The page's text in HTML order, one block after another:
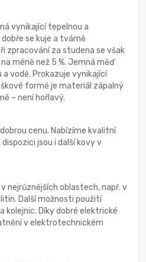
vynikající tepelnou a
se kuje a tvárně
zpracování za studena se však
méně než 5 %. Jemná měď
vodě. Prokazuje vynikající
formě je materiál zápalný
– není hořlavý.
cenu. Nabízíme kvalitní
jsou i další kovy v
nejrůznějších oblastech, např. v
Další možnosti použití
kolejnic. Díky dobré elektrické
v elektrotechnickém